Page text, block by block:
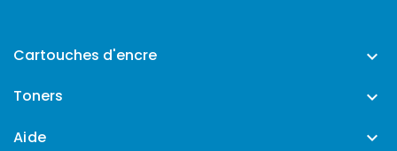
Cartouches d'encre 
Toners 
Aide 